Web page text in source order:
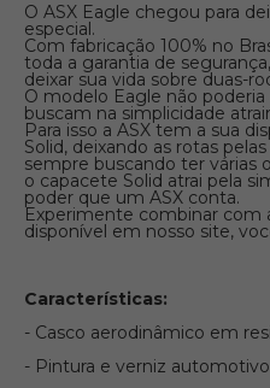
O ASX Eagle chegou para
especial.
Com fabricação 100% no
toda a garantia de
deixar sua vida sobre duas-
O modelo Eagle não
buscam na simplicidade
Para isso a ASX tem a sua
Solid, deixando as rotas
sempre buscando ter várias
o capacete Solid atrai pela
poder que um ASX conta.
Experimente combinar com
disponível em nosso site,
Características:
- Casco aerodinâmico em
- Pintura e verniz